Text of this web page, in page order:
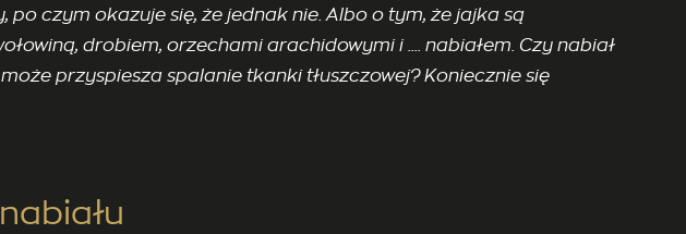
czym okazuje się, że jednak nie. Albo o tym, że jajka są
drobiem, orzechami arachidowymi i .... nabiałem. Czy nabiał
przyspiesza spalanie tkanki tłuszczowej? Koniecznie się